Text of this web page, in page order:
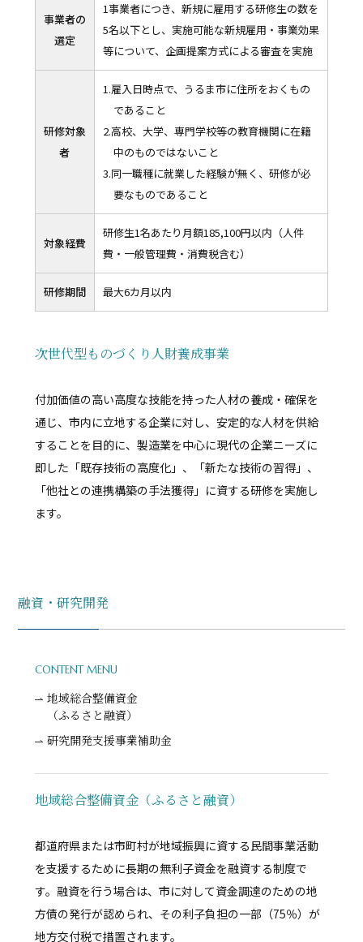
事業者の
選定
1事業者につき、新規に雇用する研修生の数を
5名以下とし、実施可能な新規雇用・事業効果
等について、企画提案方式による審査を実施
研修対象
者
1.雇入日時点で、うるま市に住所をおくもの
であること
2.高校、大学、専門学校等の教育機関に在籍
中のものではないこと
3.同一職種に就業した経験が無く、研修が必
要なものであること
対象経費
研修生1名あたり月額185,100円以内（人件
費・一般管理費・消費税含む）
研修期間 最大6カ月以内
次世代型ものづくり人財養成事業
付加価値の高い高度な技能を持った人材の養成・確保を
通じ、市内に立地する企業に対し、安定的な人材を供給
することを目的に、製造業を中心に現代の企業ニーズに
即した「既存技術の高度化」、「新たな技術の習得」、
「他社との連携構築の手法獲得」に資する研修を実施し
ます。
融資・研究開発
CONTENT MENU
地域総合整備資金
（ふるさと融資）
研究開発支援事業補助金
地域総合整備資金（ふるさと融資）
都道府県または市町村が地域振興に資する民間事業活動
を支援するために長期の無利子資金を融資する制度で
す。融資を行う場合は、市に対して資金調達のための地
方債の発行が認められ、その利子負担の一部（75％）が
地方交付税で措置されます。